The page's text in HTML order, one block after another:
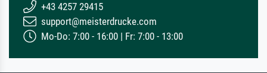
+43 4257 29415
support@meisterdrucke.com
Mo-Do: 7:00 - 16:00 | Fr: 7:00 - 13:00